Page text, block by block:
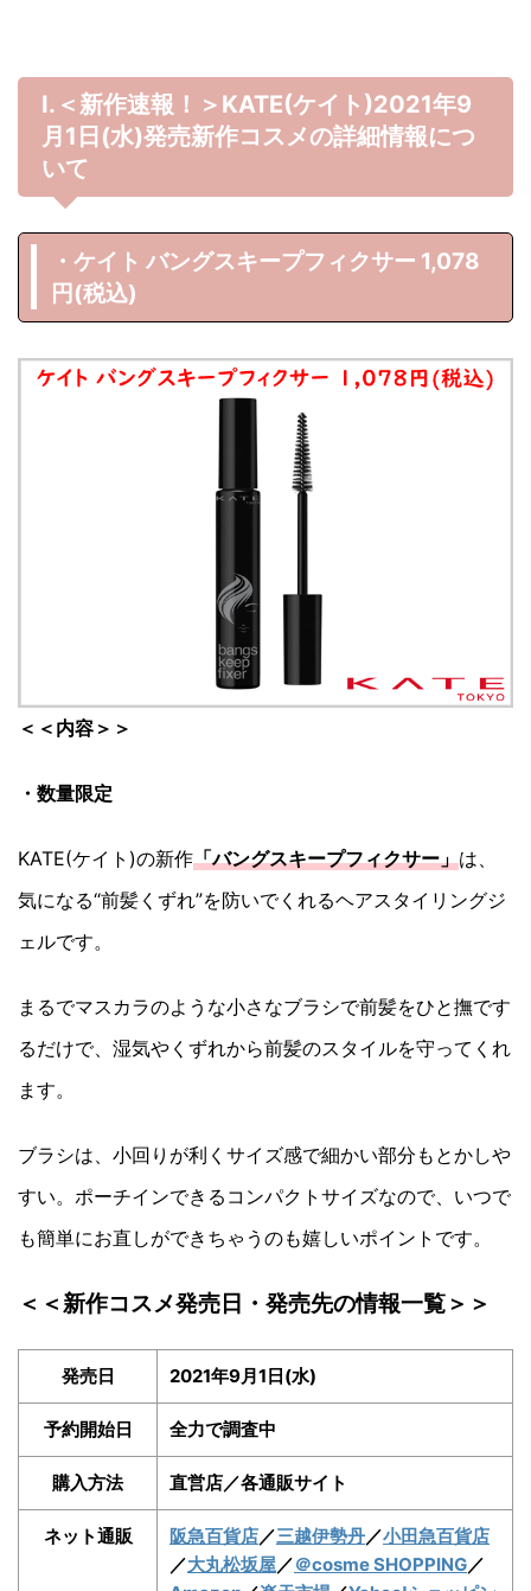
Ⅰ.＜新作速報！＞KATE(ケイト)2021年9
月1 日(水)発売新作コスメの詳細情報につ
いて
・ケイト バングスキープフィクサー 1,078
円(税込)
＜＜内容＞＞
・数量限定
KATE(ケイト)の新作「バングスキープフィクサー」は、
気になる“前髪くずれ”を防いでくれるヘアスタイリングジ
ェルです。
まるでマスカラのような小さなブラシで前髪をひと撫です
るだけで、湿気やくずれから前髪のスタイルを守ってくれ
ます。
ブラシは、小回りが利くサイズ感で細かい部分もとかしや
すい。ポーチインできるコンパクトサイズなので、いつで
も簡単にお直しができちゃうのも嬉しいポイントです。
＜＜新作コスメ発売日・発売先の情報一覧＞＞
発売日 2021年9月1日(水)
予約開始日 全力で調査中
購入方法 直営店／各通販サイト
ネット通販 阪急百貨店／三越伊勢丹／小田急百貨店
／大丸松坂屋／＠cosme SHOPPING／